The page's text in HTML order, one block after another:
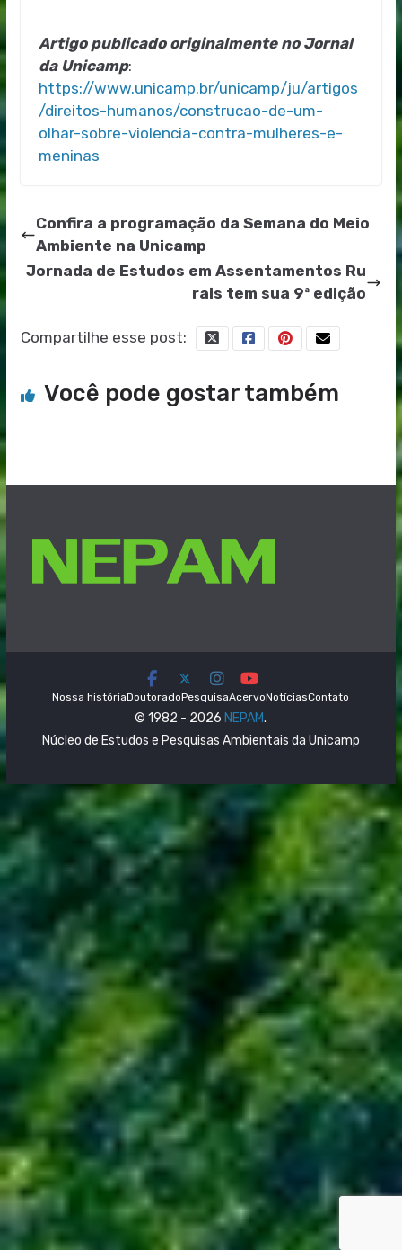
Artigo publicado originalmente no Jornal
da Unicamp:
https://www.unicamp.br/unicamp/ju/artigos
/direitos-humanos/construcao-de-um-
olhar-sobre-violencia-contra-mulheres-e-
meninas
Confira a programação da Semana do Meio
Ambiente na Unicamp
Jornada de Estudos em Assentamentos Ru
rais tem sua 9ª edição
Compartilhe esse post:
Você pode gostar também
Nossa históriaDoutoradoPesquisaAcervoNotíciasContato
© 1982 - 2026 NEPAM.
Núcleo de Estudos e Pesquisas Ambientais da Unicamp